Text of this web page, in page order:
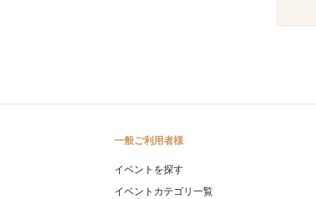
一般ご利用者様
イベントを探す
イベントカテゴリ一覧